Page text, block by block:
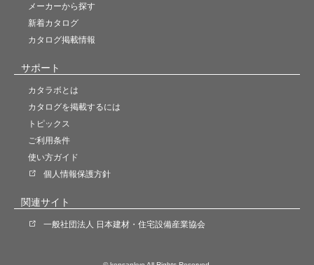
メーカーから探す
新着カタログ
カタログ掲載情報
サポート
カタラボとは
カタログを掲載するには
トピックス
ご利用条件
使い方ガイド
個人情報保護方針
関連サイト
一般社団法人 日本建材・住宅設備産業協会